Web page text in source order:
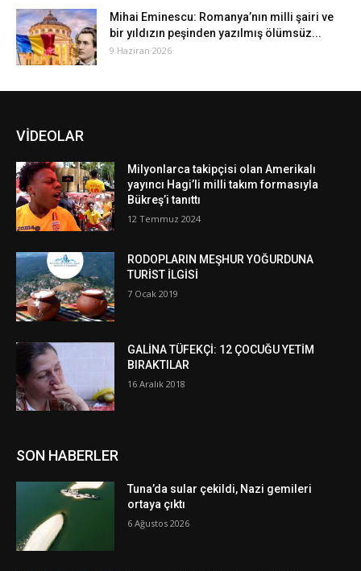
Mihai Eminescu: Romanya’nın milli şairi ve
bir yıldızın peşinden yazılmış ölümsüz...
9 Haziran 2026
VİDEOLAR
Milyonlarca takipçisi olan Amerikalı
yayıncı Hagi’li milli takım formasıyla
Bükreş’i tanıttı
12 Temmuz 2024
RODOPLARIN MEŞHUR YOĞURDUNA
TURİST İLGİSİ
7 Ocak 2019
GALİNA TÜFEKÇİ: 12 ÇOCUĞU YETİM
BIRAKTILAR
16 Aralık 2018
SON HABERLER
Tuna’da sular çekildi, Nazi gemileri
ortaya çıktı
6 Ağustos 2026